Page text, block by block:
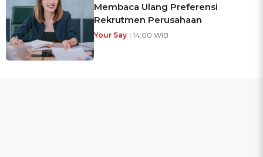
Membaca Ulang Preferensi
Rekrutmen Perusahaan
Your Say | 14:00 WIB